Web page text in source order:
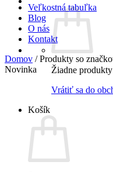
Žiadne
Vrátiť sa do
Košík
Veľkostná tabuľka
Blog
O nás
Kontakt
Domov /Produkty so
Novinka